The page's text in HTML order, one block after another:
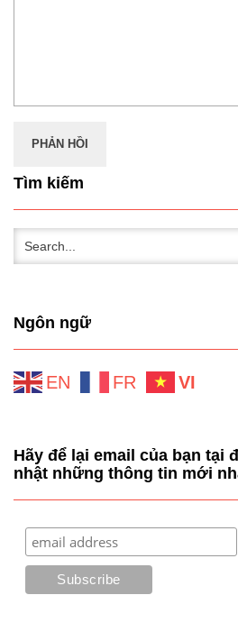
Tìm kiếm
Ngôn ngữ
EN FR VI
Hãy để lại email của bạn tại
nhật những thông tin mới